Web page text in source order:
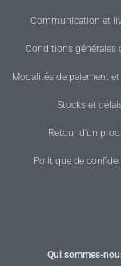
Communication et
Conditions générales
Modalités de paiement
Stocks et
Retour d'un
Politique de
Qui sommes-